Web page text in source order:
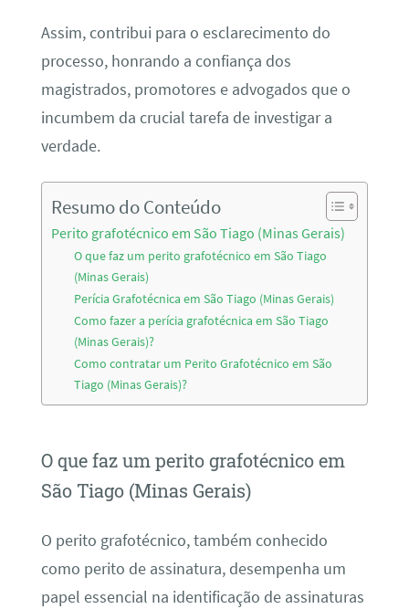
Assim, contribui para o esclarecimento do
processo, honrando a confiança dos
magistrados, promotores e advogados que o
incumbem da crucial tarefa de investigar a
verdade.
Resumo do Conteúdo
Perito grafotécnico em São Tiago (Minas Gerais)
O que faz um perito grafotécnico em São Tiago
(Minas Gerais)
Perícia Grafotécnica em São Tiago (Minas Gerais)
Como fazer a perícia grafotécnica em São Tiago
(Minas Gerais)?
Como contratar um Perito Grafotécnico em São
Tiago (Minas Gerais)?
O que faz um perito grafotécnico em
São Tiago (Minas Gerais)
O perito grafotécnico, também conhecido
como perito de assinatura, desempenha um
papel essencial na identificação de assinaturas